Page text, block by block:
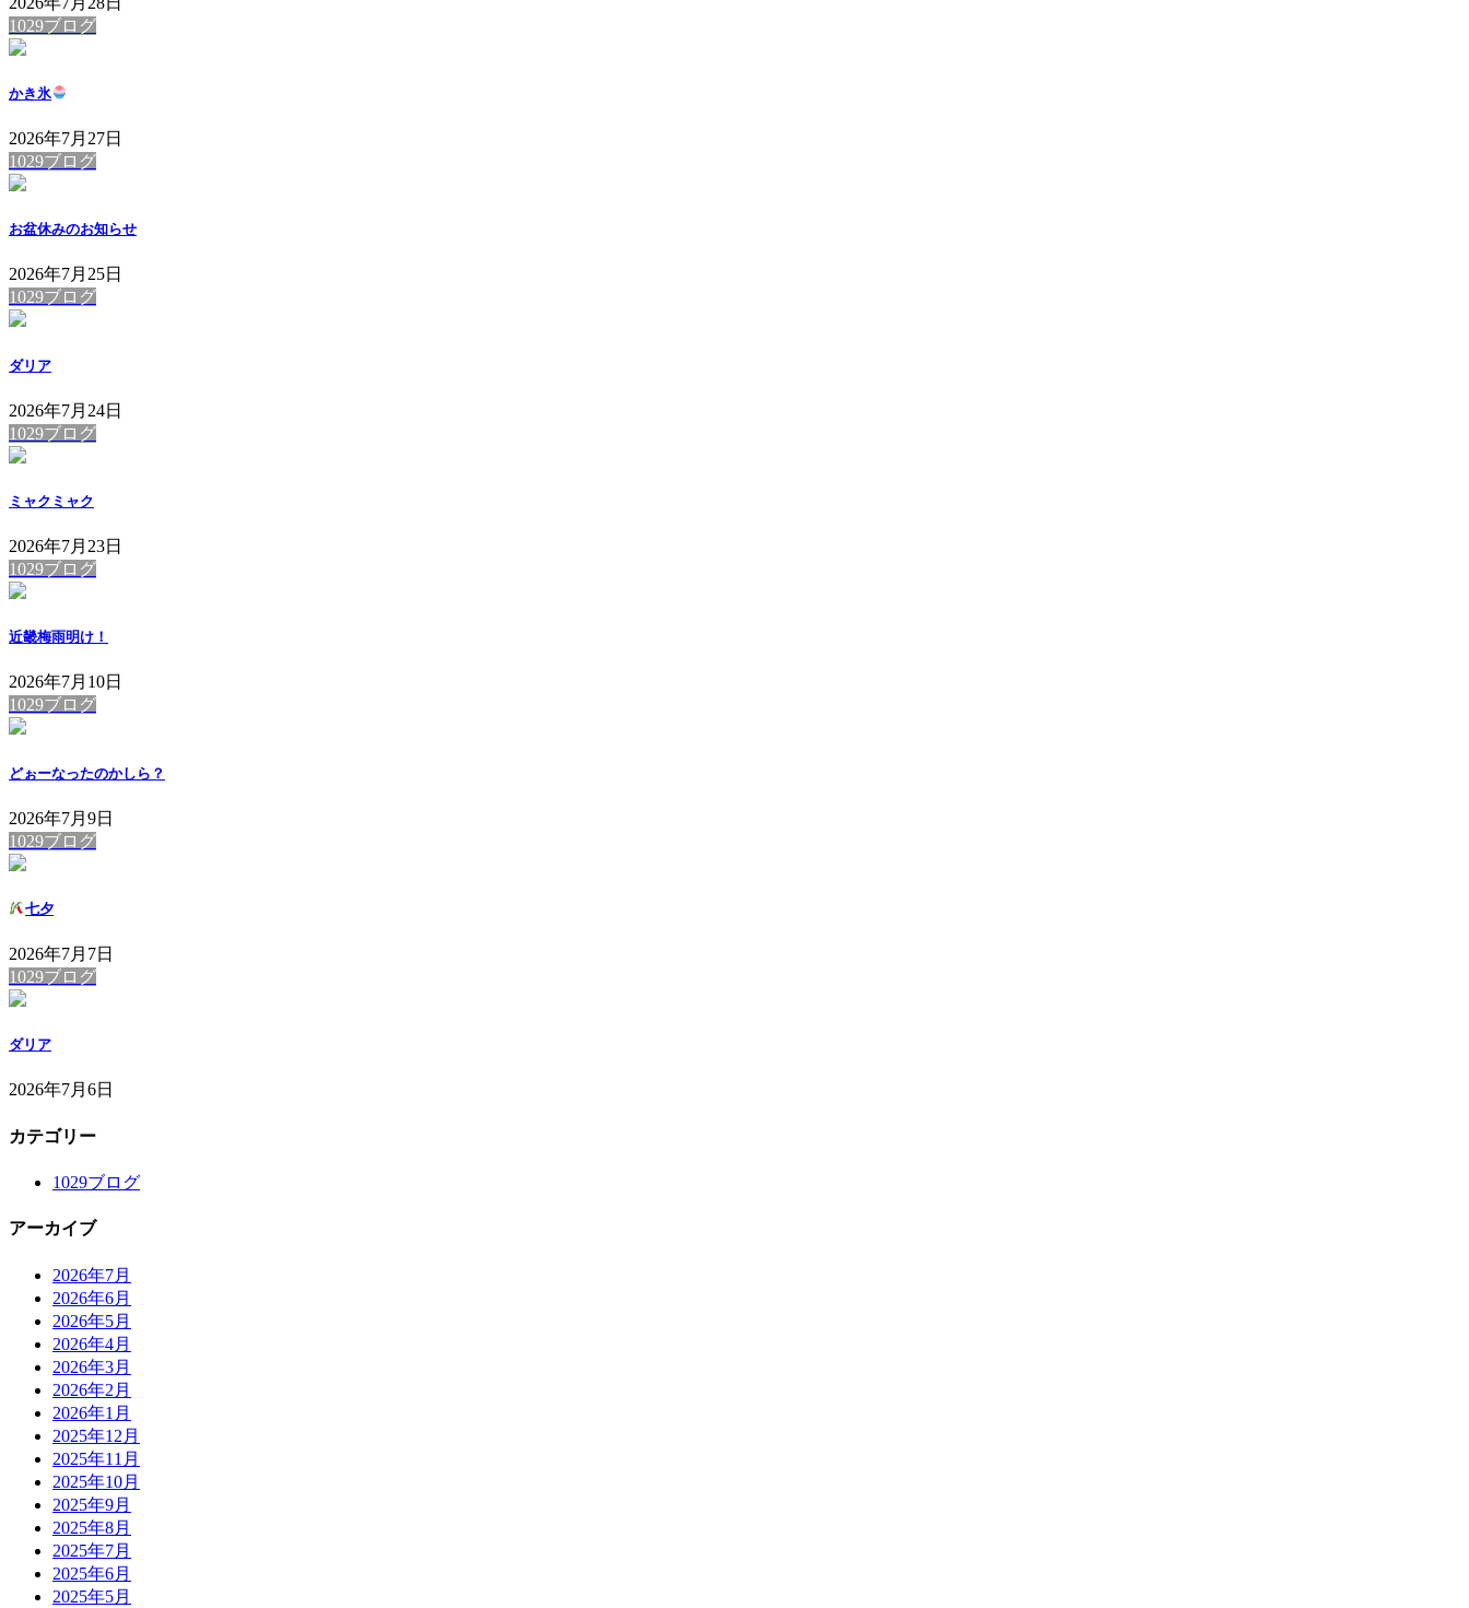
1029ブログ
かき氷
2026年7月27日
1029ブログ
お盆休みのお知らせ
2026年7月25日
1029ブログ
ダリア
2026年7月24日
1029ブログ
ミャクミャク
2026年7月23日
1029ブログ
近畿梅雨明け！
2026年7月10日
1029ブログ
どぉーなったのかしら？
2026年7月9日
1029ブログ
七夕
2026年7月7日
1029ブログ
ダリア
2026年7月6日
カテゴリー
1029ブログ
アーカイブ
2026年7月
2026年6月
2026年5月
2026年4月
2026年3月
2026年2月
2026年1月
2025年12月
2025年11月
2025年10月
2025年9月
2025年8月
2025年7月
2025年6月
2025年5月